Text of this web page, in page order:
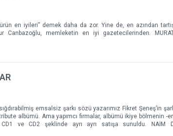
en iyileri” demek daha da zor. Yine de, en azından
memleketin en iyi gazetecilerinden.
emsalsiz şarkı sözü yazarımız Fikret Şeneş’in
albümü. Ama yapımcı firmalar, albümü ikiye bölmenin -
ve CD2 şeklinde ayrı ayrı satışa sunuldu. NAİM